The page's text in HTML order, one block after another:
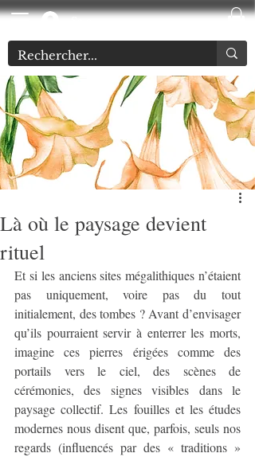
Se connecter
Là où le paysage devient
rituel
Et si les anciens sites mégalithiques n’étaient
pas uniquement, voire pas du tout
initialement, des tombes ? Avant d’envisager
qu’ils pourraient servir à enterrer les morts,
imagine ces pierres érigées comme des
portails vers le ciel, des scènes de
cérémonies, des signes visibles dans le
paysage collectif. Les fouilles et les études
modernes nous disent que, parfois, seuls nos
regards (influencés par des « traditions »